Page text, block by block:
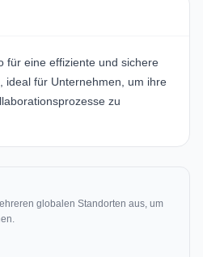
für eine effiziente und sichere
ideal für Unternehmen, um ihre
zu
globalen Standorten aus, um